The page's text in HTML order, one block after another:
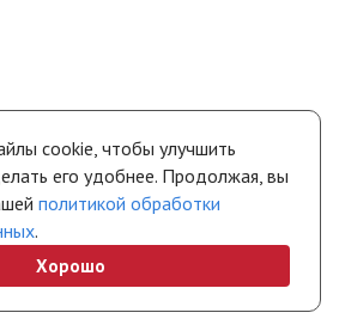
cookie, чтобы улучшить
его удобнее. Продолжая, вы
политикой обработки
.
Хорошо